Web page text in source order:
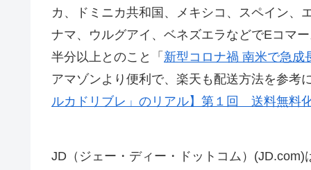
カ、ドミニカ共和国、メキシコ、スペイン、
ナマ、ウルグアイ、ベネズエラなどでEコマ
半分以上とのこと「 新型コロナ禍 南米で急成
アマゾンより便利で、楽天も配送方法を参考
ルカドリブレ」のリアル】第１回 送料無料
JD（ジェー・ディー・ドットコム）